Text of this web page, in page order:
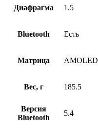
Диафрагма 1.5
Bluetooth Есть
Матрица AMOLED
Вес, г 185.5
Версия
Bluetooth
5.4